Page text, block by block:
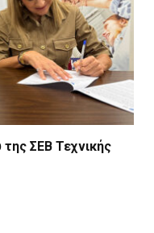
ΣΕΒ Τεχνικής